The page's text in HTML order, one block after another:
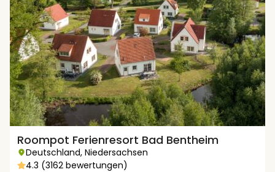
Roompot Ferienresort Bad Bentheim
Deutschland, Niedersachsen
4.3 (3162 bewertungen)